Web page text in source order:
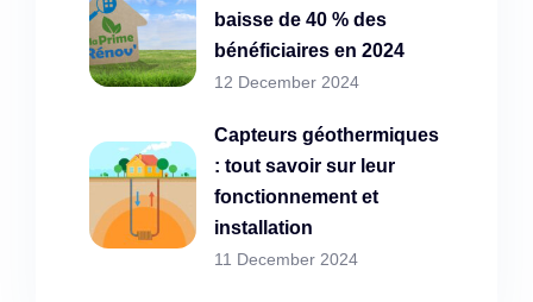
baisse de 40 % des
bénéficiaires en 2024
12 December 2024
Capteurs géothermiques
: tout savoir sur leur
fonctionnement et
installation
11 December 2024